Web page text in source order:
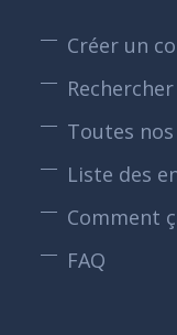
Créer un
Toutes
Liste des
Comment
FAQ